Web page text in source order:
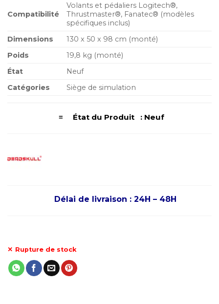
Compatibilité
Volants et pédaliers Logitech®,
Thrustmaster®, Fanatec® (modèles
spécifiques inclus)
Dimensions
130 x 50 x 98 cm (monté)
Poids
19,8 kg (monté)
État
Neuf
Catégories
Siège de simulation
≡ État du Produit : Neuf
Délai de livraison : 24H – 48H
Rupture de stock